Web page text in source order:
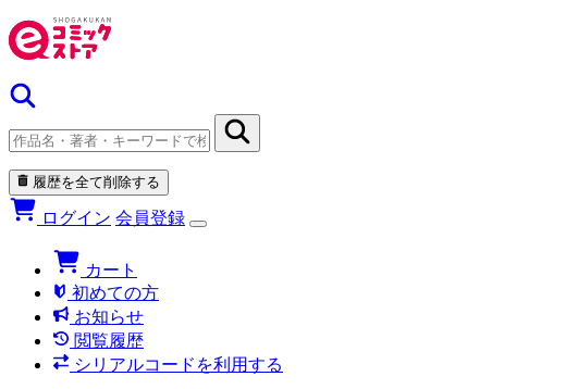
履歴を全て削除する
ログイン 会員登録
カート
初めての方
お知らせ
閲覧履歴
シリアルコードを利用する